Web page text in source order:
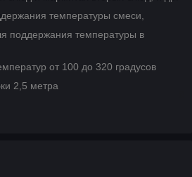
температуры смеси,
поддержания температуры в
от 100 до 320 градусов
2,5 метра